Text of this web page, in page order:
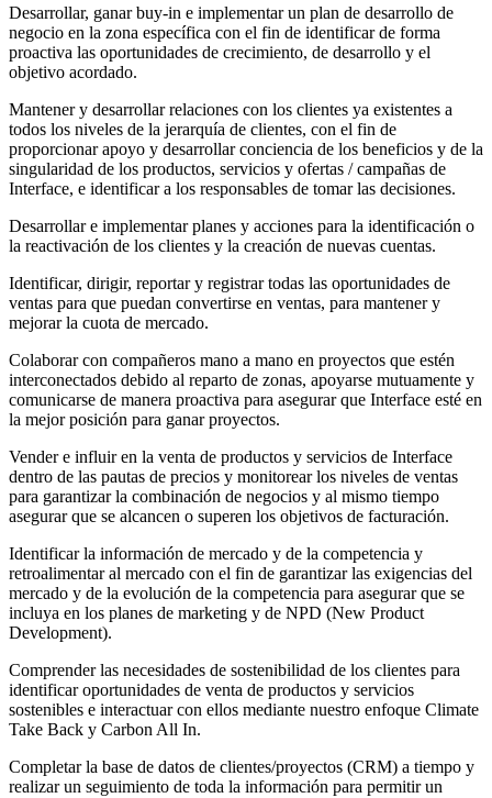
Desarrollar, ganar buy-in e implementar un plan de desarrollo de
negocio en la zona específica con el fin de identificar de forma
proactiva las oportunidades de crecimiento, de desarrollo y el
objetivo acordado.
Mantener y desarrollar relaciones con los clientes ya existentes a
todos los niveles de la jerarquía de clientes, con el fin de
proporcionar apoyo y desarrollar conciencia de los beneficios y de la
singularidad de los productos, servicios y ofertas / campañas de
Interface, e identificar a los responsables de tomar las decisiones.
Desarrollar e implementar planes y acciones para la identificación o
la reactivación de los clientes y la creación de nuevas cuentas.
Identificar, dirigir, reportar y registrar todas las oportunidades de
ventas para que puedan convertirse en ventas, para mantener y
mejorar la cuota de mercado.
Colaborar con compañeros mano a mano en proyectos que estén
interconectados debido al reparto de zonas, apoyarse mutuamente y
comunicarse de manera proactiva para asegurar que Interface esté en
la mejor posición para ganar proyectos.
Vender e influir en la venta de productos y servicios de Interface
dentro de las pautas de precios y monitorear los niveles de ventas
para garantizar la combinación de negocios y al mismo tiempo
asegurar que se alcancen o superen los objetivos de facturación.
Identificar la información de mercado y de la competencia y
retroalimentar al mercado con el fin de garantizar las exigencias del
mercado y de la evolución de la competencia para asegurar que se
incluya en los planes de marketing y de NPD (New Product
Development).
Comprender las necesidades de sostenibilidad de los clientes para
identificar oportunidades de venta de productos y servicios
sostenibles e interactuar con ellos mediante nuestro enfoque Climate
Take Back y Carbon All In.
Completar la base de datos de clientes/proyectos (CRM) a tiempo y
realizar un seguimiento de toda la información para permitir un